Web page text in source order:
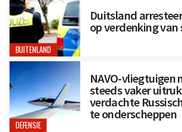
BUITENLAND
Duitsland
op verdenking van
DEFENSIE
NAVO-vliegtuigen
steeds vaker
verdachte
te onderscheppen